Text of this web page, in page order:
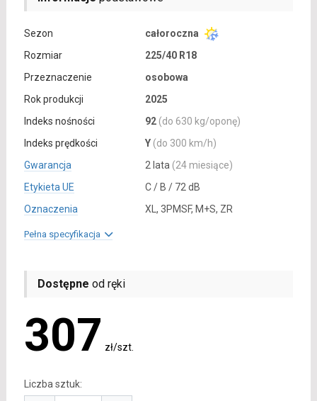
Sezon
całoroczna
Rozmiar
225/40 R18
Przeznaczenie
osobowa
Rok produkcji
2025
Indeks nośności
92 (do 630 kg/oponę)
Indeks prędkości
Y (do 300 km/h)
Gwarancja
2 lata (24 miesiące)
Etykieta UE
C / B / 72 dB
Oznaczenia
XL, 3PMSF, M+S, ZR
Pełna specyfikacja
Dostępne od ręki
307 zł/szt.
Liczba sztuk: